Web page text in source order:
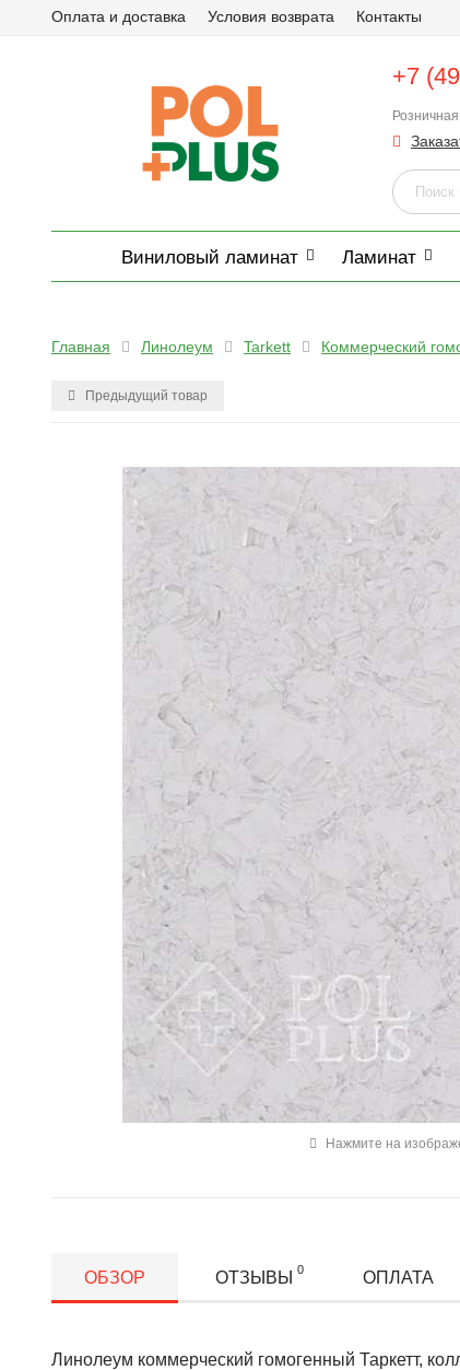
Оплата и доставка Условия возврата Контакты
+7
Виниловый ламинат Ламинат
Главная Линолеум Tarkett Коммерческий
Предыдущий товар
Нажмите на
ОБЗОР ОТЗЫВЫ 0 ОПЛАТА
Линолеум коммерческий гомогенный Таркетт,